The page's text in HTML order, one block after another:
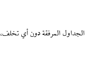
الجداول المرفقة دون أي تخلف،